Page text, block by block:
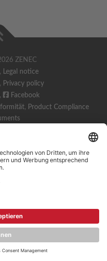
ZENEC
, Legal notice
Privacy policy
,
Facebook
, Product Compliance